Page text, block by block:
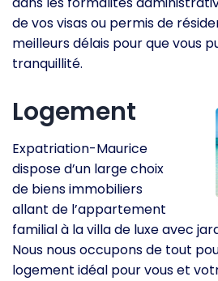
de vos visas ou permis de
meilleurs délais pour que vous
tranquillité.
Logement
Expatriation-Maurice
dispose d’un large choix
de biens immobiliers
allant de l’appartement
familial à la villa de luxe avec
Nous nous occupons de tout
logement idéal pour vous et